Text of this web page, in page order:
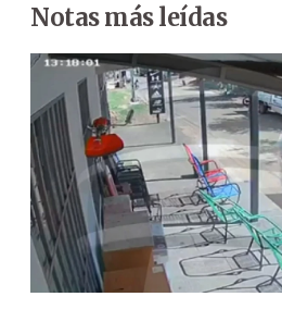
Notas más leídas